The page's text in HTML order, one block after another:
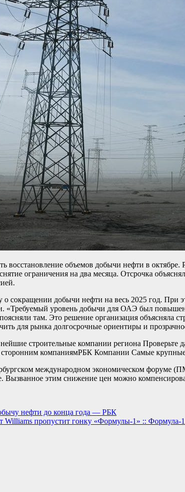
восстановление объемов добычи нефти в
ограничения на два месяца. Отсрочка
сокращении добычи нефти на весь 2025 год.
«Требуемый уровень добычи для ОАЭ был
там. Это решение организация объясняла
для рынка долгосрочные ориентиры и
строительные компании региона Проверьте
компаниямРБК Компании Самые крупные
международном экономическом форуме
этим снижение цен можно
нефти до конца года — РБК
Williams пропустит гонку «Формулы-1» ::